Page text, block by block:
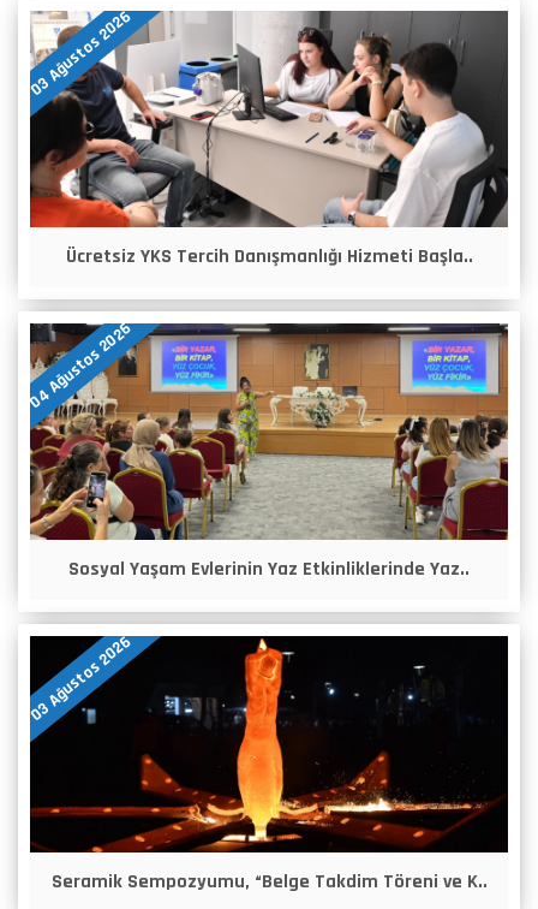
03 Ağustos 2026
Ücretsiz YKS Tercih Danışmanlığı Hizmeti Başla..
04 Ağustos 2026
Sosyal Yaşam Evlerinin Yaz Etkinliklerinde Yaz..
03 Ağustos 2026
Seramik Sempozyumu, “Belge Takdim Töreni ve K..